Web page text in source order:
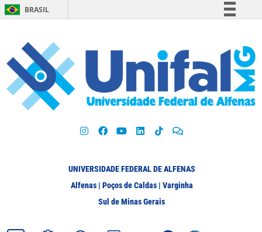
BRASIL
Participe
Acesso à informação
Legislação
UNIVERSIDADE FEDERAL DE ALFENAS
Alfenas | Poços de Caldas | Varginha
Sul de Minas Gerais